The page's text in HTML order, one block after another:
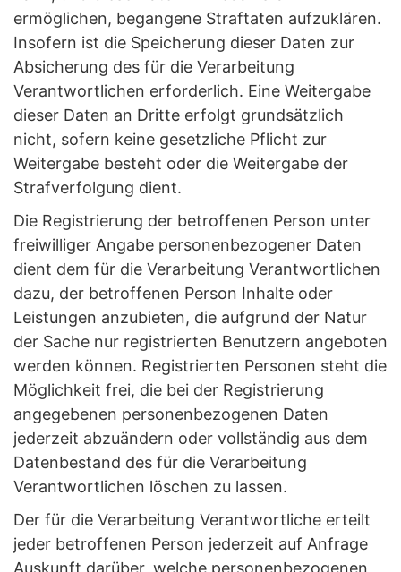
ermöglichen, begangene Straftaten aufzuklären.
Insofern ist die Speicherung dieser Daten zur
Absicherung des für die Verarbeitung
Verantwortlichen erforderlich. Eine Weitergabe
dieser Daten an Dritte erfolgt grundsätzlich
nicht, sofern keine gesetzliche Pflicht zur
Weitergabe besteht oder die Weitergabe der
Strafverfolgung dient.
Die Registrierung der betroffenen Person unter
freiwilliger Angabe personenbezogener Daten
dient dem für die Verarbeitung Verantwortlichen
dazu, der betroffenen Person Inhalte oder
Leistungen anzubieten, die aufgrund der Natur
der Sache nur registrierten Benutzern angeboten
werden können. Registrierten Personen steht die
Möglichkeit frei, die bei der Registrierung
angegebenen personenbezogenen Daten
jederzeit abzuändern oder vollständig aus dem
Datenbestand des für die Verarbeitung
Verantwortlichen löschen zu lassen.
Der für die Verarbeitung Verantwortliche erteilt
jeder betroffenen Person jederzeit auf Anfrage
Auskunft darüber, welche personenbezogenen